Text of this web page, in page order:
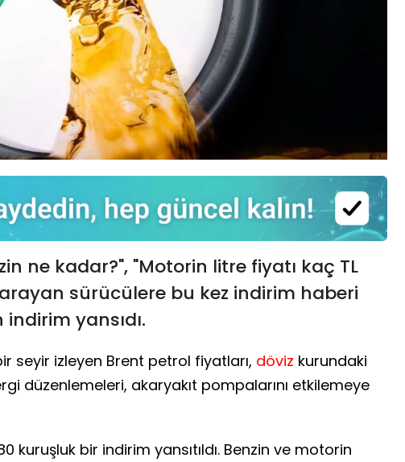
ne kadar?", "Motorin litre fiyatı kaç TL
sürücülere bu kez indirim haberi
yansıdı.
seyir izleyen Brent petrol fiyatları, döviz kurundaki
düzenlemeleri, akaryakıt pompalarını etkilemeye
kuruşluk bir indirim yansıtıldı. Benzin ve motorin